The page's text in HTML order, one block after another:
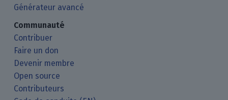
Générateur avancé
Communauté
Contribuer
Faire un don
Devenir membre
Open source
Contributeurs